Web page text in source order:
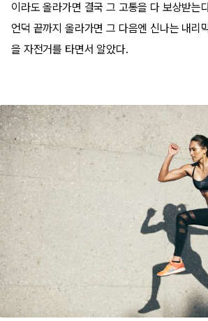
이라도 올라가면 결국 그 고통을 다 보상받는
언덕 끝까지 올라가면 그 다음엔 신나는 내리
을 자전거를 타면서 알았다.